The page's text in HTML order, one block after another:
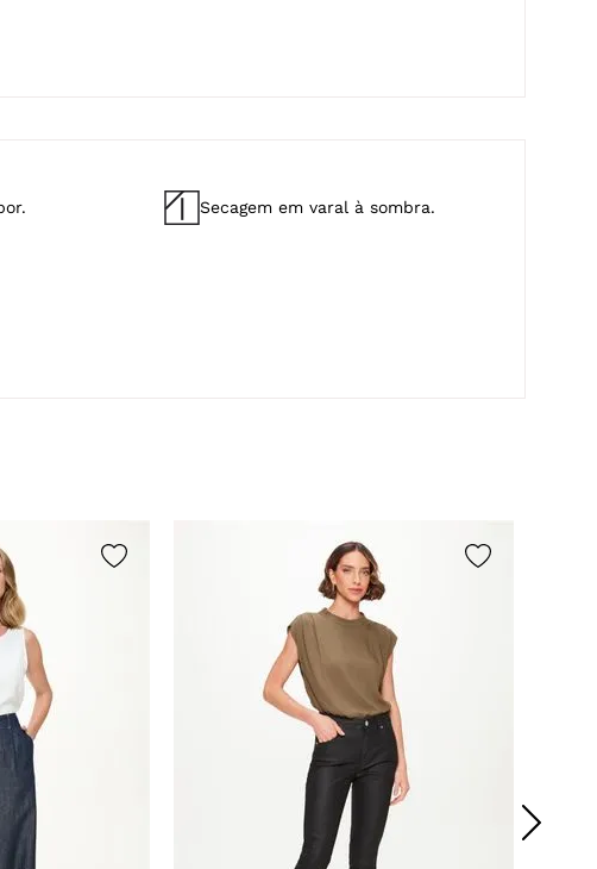
Secagem em varal à sombra.